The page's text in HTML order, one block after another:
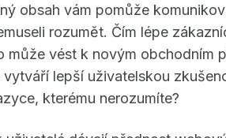
obsah vám pomůže
rozumět. Čím lépe
může vést k novým obchodním
lepší uživatelskou
kterému nerozumíte?